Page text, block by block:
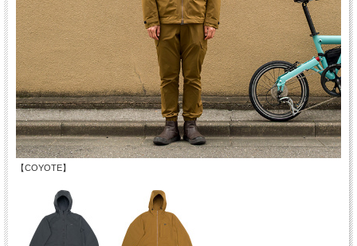
【COYOTE】